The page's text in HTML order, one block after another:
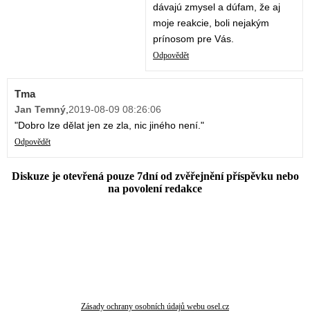
dávajú zmysel a dúfam, že aj
moje reakcie, boli nejakým
prínosom pre Vás.
Odpovědět
Tma
Jan Temný 2019-08-09 08:26:06
"Dobro lze dělat jen ze zla, nic jiného není."
Odpovědět
Diskuze je otevřená pouze 7dní od zvěřejnění příspěvku nebo
na povolení redakce
Zásady ochrany osobních údajů webu osel.cz